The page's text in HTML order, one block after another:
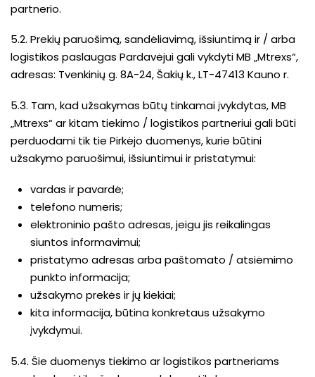
partnerio.
5.2. Prekių paruošimą, sandėliavimą, išsiuntimą ir / arba
logistikos paslaugas Pardavėjui gali vykdyti MB „Mtrexs“,
adresas: Tvenkinių g. 8A-24, Šakių k., LT-47413 Kauno r.
5.3. Tam, kad užsakymas būtų tinkamai įvykdytas, MB
„Mtrexs“ ar kitam tiekimo / logistikos partneriui gali būti
perduodami tik tie Pirkėjo duomenys, kurie būtini
užsakymo paruošimui, išsiuntimui ir pristatymui:
vardas ir pavardė;
telefono numeris;
elektroninio pašto adresas, jeigu jis reikalingas
siuntos informavimui;
pristatymo adresas arba paštomato / atsiėmimo
punkto informacija;
užsakymo prekės ir jų kiekiai;
kita informacija, būtina konkretaus užsakymo
įvykdymui.
5.4. Šie duomenys tiekimo ar logistikos partneriams